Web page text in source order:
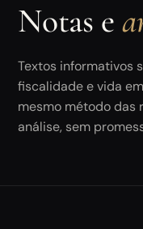
Notas e
Textos informativos
fiscalidade e vida
mesmo método das
análise, sem